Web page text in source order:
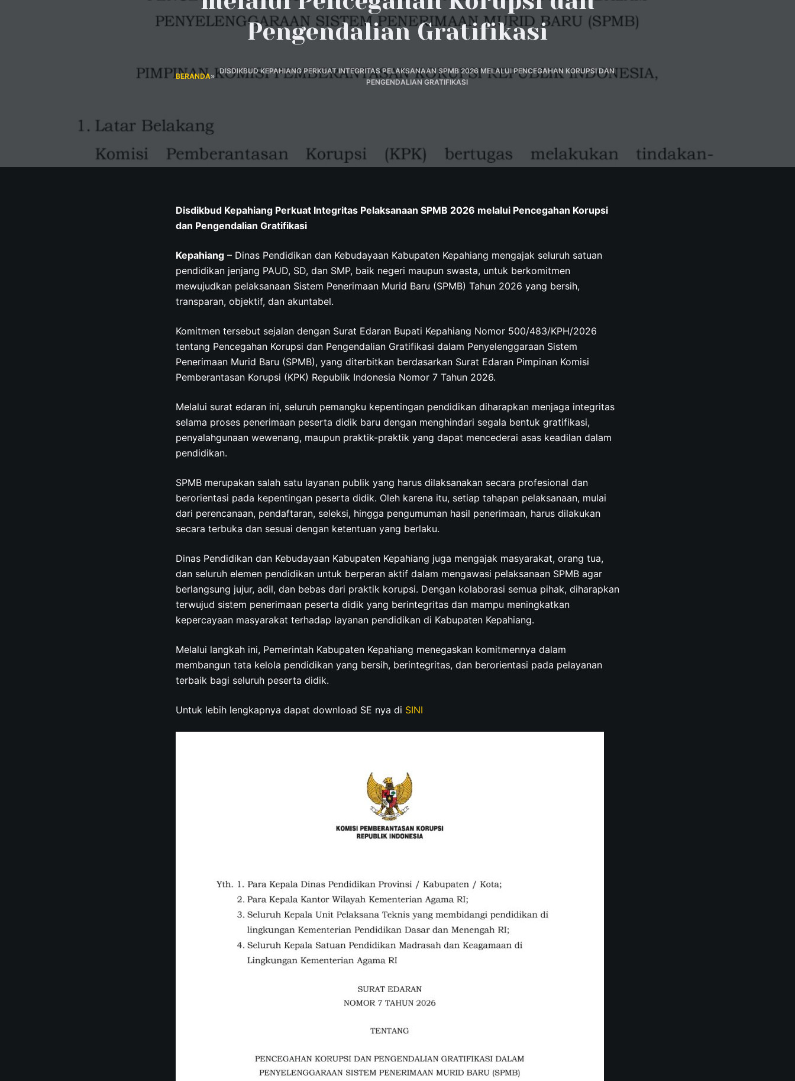
Pengendalian Gratifikasi
BERANDA»
DISDIKBUD KEPAHIANG PERKUAT INTEGRITAS PELAKSANAAN SPMB 2026 MELALUI PENCEGAHAN KORUPSI DAN
PENGENDALIAN GRATIFIKASI
Disdikbud Kepahiang Perkuat Integritas Pelaksanaan SPMB 2026 melalui Pencegahan Korupsi
dan Pengendalian Gratifikasi
Kepahiang – Dinas Pendidikan dan Kebudayaan Kabupaten Kepahiang mengajak seluruh satuan
pendidikan jenjang PAUD, SD, dan SMP, baik negeri maupun swasta, untuk berkomitmen
mewujudkan pelaksanaan Sistem Penerimaan Murid Baru (SPMB) Tahun 2026 yang bersih,
transparan, objektif, dan akuntabel.
Komitmen tersebut sejalan dengan Surat Edaran Bupati Kepahiang Nomor 500/483/KPH/2026
tentang Pencegahan Korupsi dan Pengendalian Gratifikasi dalam Penyelenggaraan Sistem
Penerimaan Murid Baru (SPMB), yang diterbitkan berdasarkan Surat Edaran Pimpinan Komisi
Pemberantasan Korupsi (KPK) Republik Indonesia Nomor 7 Tahun 2026.
Melalui surat edaran ini, seluruh pemangku kepentingan pendidikan diharapkan menjaga integritas
selama proses penerimaan peserta didik baru dengan menghindari segala bentuk gratifikasi,
penyalahgunaan wewenang, maupun praktik-praktik yang dapat mencederai asas keadilan dalam
pendidikan.
SPMB merupakan salah satu layanan publik yang harus dilaksanakan secara profesional dan
berorientasi pada kepentingan peserta didik. Oleh karena itu, setiap tahapan pelaksanaan, mulai
dari perencanaan, pendaftaran, seleksi, hingga pengumuman hasil penerimaan, harus dilakukan
secara terbuka dan sesuai dengan ketentuan yang berlaku.
Dinas Pendidikan dan Kebudayaan Kabupaten Kepahiang juga mengajak masyarakat, orang tua,
dan seluruh elemen pendidikan untuk berperan aktif dalam mengawasi pelaksanaan SPMB agar
berlangsung jujur, adil, dan bebas dari praktik korupsi. Dengan kolaborasi semua pihak, diharapkan
terwujud sistem penerimaan peserta didik yang berintegritas dan mampu meningkatkan
kepercayaan masyarakat terhadap layanan pendidikan di Kabupaten Kepahiang.
Melalui langkah ini, Pemerintah Kabupaten Kepahiang menegaskan komitmennya dalam
membangun tata kelola pendidikan yang bersih, berintegritas, dan berorientasi pada pelayanan
terbaik bagi seluruh peserta didik.
Untuk lebih lengkapnya dapat download SE nya di SINI